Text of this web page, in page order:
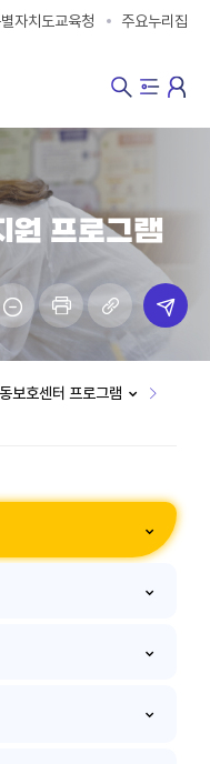
자치도교육청 주요누리집
원 프로그램
보호센터 프로그램